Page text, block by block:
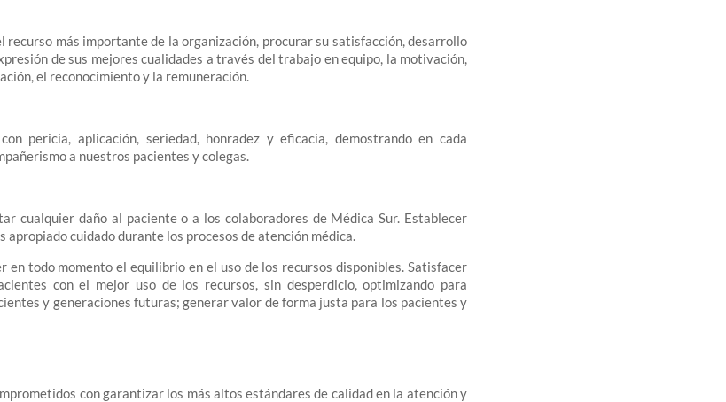
recurso más importante de la organización, procurar su satisfacción, desarrollo
de sus mejores cualidades a través del trabajo en equipo, la motivación,
el reconocimiento y la remuneración.
pericia, aplicación, seriedad, honradez y eficacia, demostrando en cada
a nuestros pacientes y colegas.
cualquier daño al paciente o a los colaboradores de Médica Sur. Establecer
apropiado cuidado durante los procesos de atención médica.
en todo momento el equilibrio en el uso de los recursos disponibles. Satisfacer
con el mejor uso de los recursos, sin desperdicio, optimizando para
y generaciones futuras; generar valor de forma justa para los pacientes y
con garantizar los más altos estándares de calidad en la atención y